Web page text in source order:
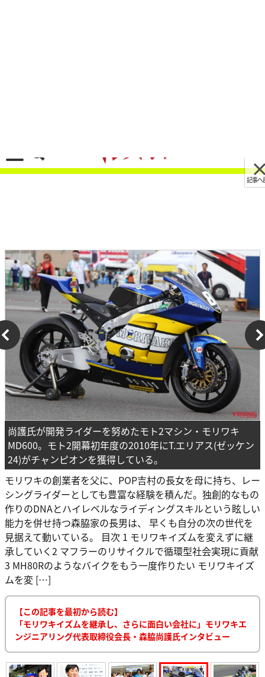
尚護氏が開発ライダーを努めたモト2マシン・モリワキ
MD600。モト2開幕初年度の2010年にT.エリアス(ゼッケン
24)がチャンピオンを獲得している。
モリワキの創業者を父に、POP吉村の長女を母に持ち、レー
シングライダーとしても豊富な経験を積んだ。独創的なもの
作りのDNAとハイレベルなライディングスキルという眩しい
能力を併せ持つ森脇家の長男は、 早くも自分の次の世代を
見据えて動いている。 目次 1 モリワキイズムを変えずに継
承していく2 マフラーのリサイクルで循環型社会実現に貢献
3 MH80Rのようなバイクをもう一度作りたい モリワキイズ
ムを変 […]
【この記事を最初から読む】
「モリワキイズムを継承し、さらに面白い会社に」モリワキエ
ンジニアリング代表取締役会長・森脇尚護氏インタビュー